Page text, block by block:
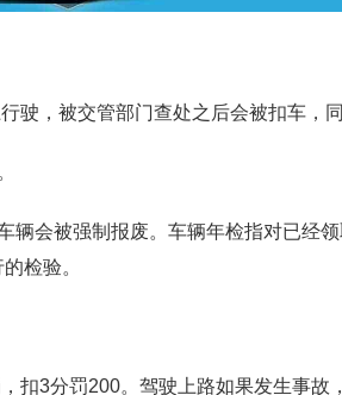
驶，被交管部门查处之后会被扣车，同
辆会被强制报废。车辆年检指对已经
检验。
扣3分罚200。驾驶上路如果发生事故